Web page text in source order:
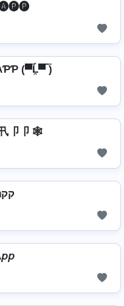
(▀̿Ĺ̯▀̿ ̿)
卩卩 🕸️
ฬђคՇรคקק